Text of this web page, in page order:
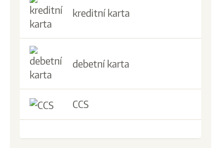
kreditní karta
debetní karta
CCS